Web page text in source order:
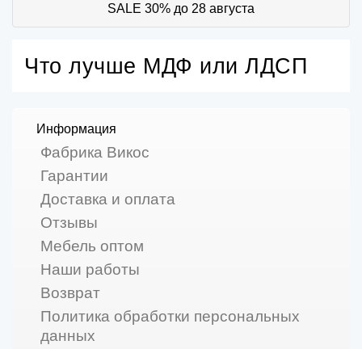
SALE 30% до 28 августа
Что лучше МДФ или ЛДСП
Информация
Фабрика Викос
Гарантии
Доставка и оплата
Отзывы
Мебель оптом
Наши работы
Возврат
Политика обработки персональных
данных